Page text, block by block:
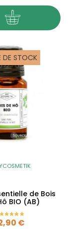
DE STOCK
de Bois
BIO (AB)
€